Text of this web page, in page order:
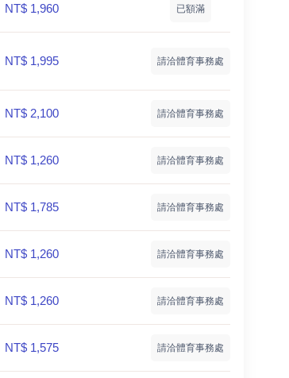
NT$ 1,960 已額滿
NT$ 1,995 請洽體育事務處
NT$ 2,100 請洽體育事務處
NT$ 1,260 請洽體育事務處
NT$ 1,785 請洽體育事務處
NT$ 1,260 請洽體育事務處
NT$ 1,260 請洽體育事務處
NT$ 1,575 請洽體育事務處